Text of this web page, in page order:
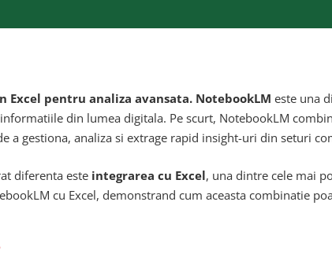
Excel pentru analiza avansata. NotebookLM este una
din lumea digitala. Pe scurt, NotebookLM
a gestiona, analiza si extrage rapid insight-uri din seturi
diferenta este integrarea cu Excel, una dintre cele mai
cu Excel, demonstrand cum aceasta combinatie